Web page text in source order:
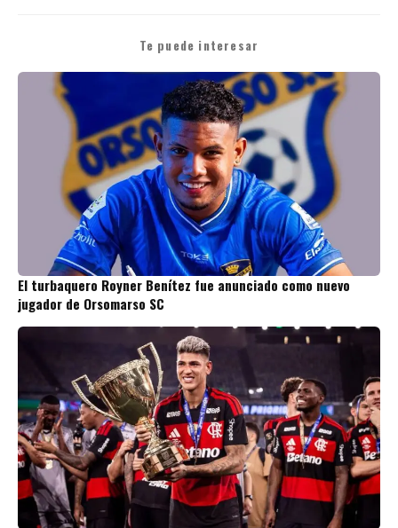
Te puede interesar
El turbaquero Royner Benítez fue anunciado como nuevo
jugador de Orsomarso SC